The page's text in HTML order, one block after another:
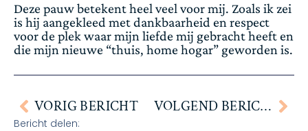
Deze pauw betekent heel veel voor mij. Zoals ik zei
is hij aangekleed met dankbaarheid en respect
voor de plek waar mijn liefde mij gebracht heeft en
die mijn nieuwe “thuis, home hogar” geworden is.
VORIG BERICHT VOLGEND BERICHT
Bericht delen: